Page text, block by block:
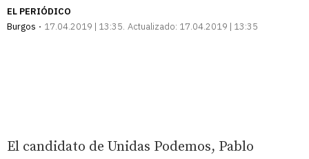
EL PERIÓDICO
Burgos
17.04.2019 | 13:35 Actualizado: 17.04.2019 | 13:35
El candidato de Unidas Podemos, Pablo